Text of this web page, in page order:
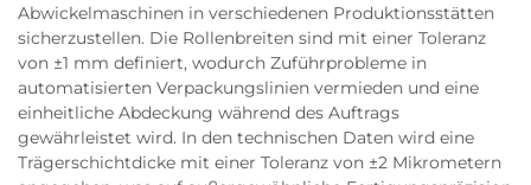
Abwickelmaschinen in verschiedenen Produktionsstätten
sicherzustellen. Die Rollenbreiten sind mit einer Toleranz
von ±1 mm definiert, wodurch Zuführprobleme in
automatisierten Verpackungslinien vermieden und eine
einheitliche Abdeckung während des Auftrags
gewährleistet wird. In den technischen Daten wird eine
Trägerschichtdicke mit einer Toleranz von ±2 Mikrometern